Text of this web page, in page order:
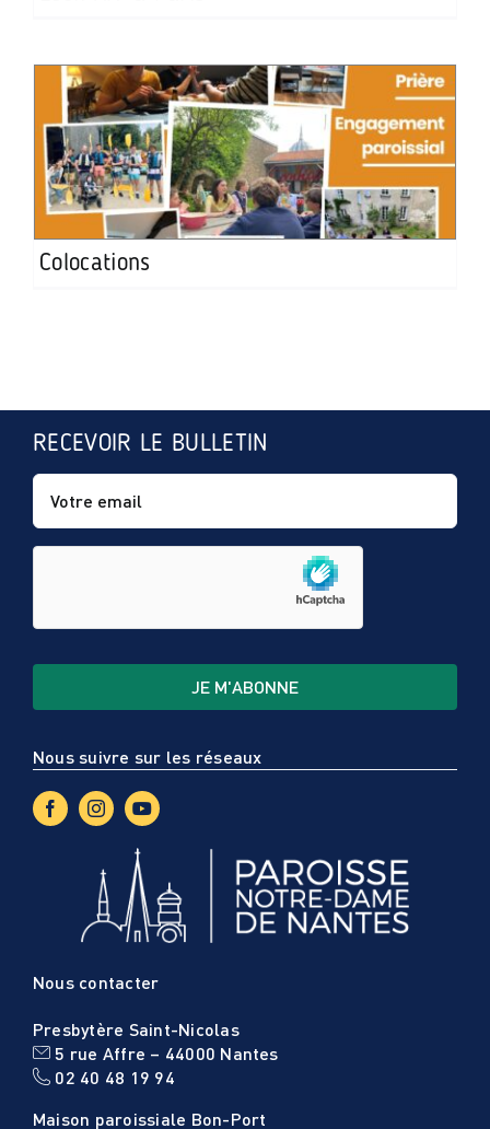
Colocations
RECEVOIR LE BULLETIN
Nous suivre sur les réseaux
Nous contacter
Presbytère Saint-Nicolas
5 rue Affre – 44000 Nantes
02 40 48 19 94
Maison paroissiale Bon-Port